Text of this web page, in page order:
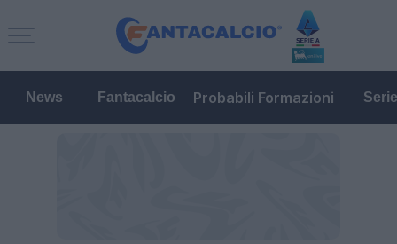
News Fantacalcio Probabili Formazioni